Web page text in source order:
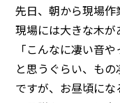
先日、朝から現場作
現場には大きな木が
「こんなに凄い音や
と思うぐらい、もの
ですが、お昼頃にな